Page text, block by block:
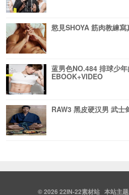
慾見SHOYA 筋肉教練寫
蓝男色NO.484 排球少
EBOOK+VIDEO
RAW3 黑皮硬汉男 武士
© 2026 22IN-22素材站 本站主